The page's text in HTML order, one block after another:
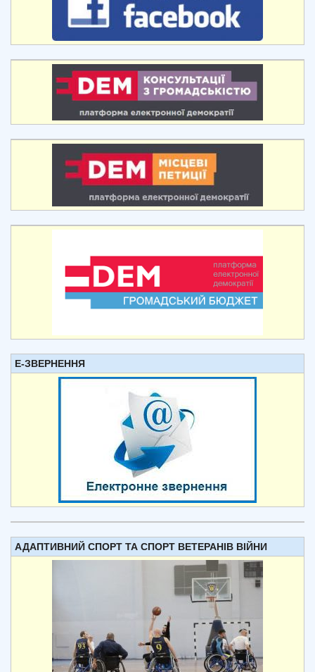
Е-ЗВЕРНЕННЯ
АДАПТИВНИЙ СПОРТ ТА СПОРТ ВЕТЕРАНІВ ВІЙНИ